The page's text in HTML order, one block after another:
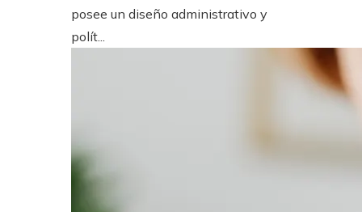
posee un diseño administrativo y
polít...